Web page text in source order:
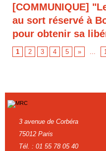
[COMMUNIQUE]
au sort réservé à
pour obtenir sa
1 2 3 4 5 » ...
3 avenue de Corbéra
75012 Paris
Tél. : 01 55 78 05 40